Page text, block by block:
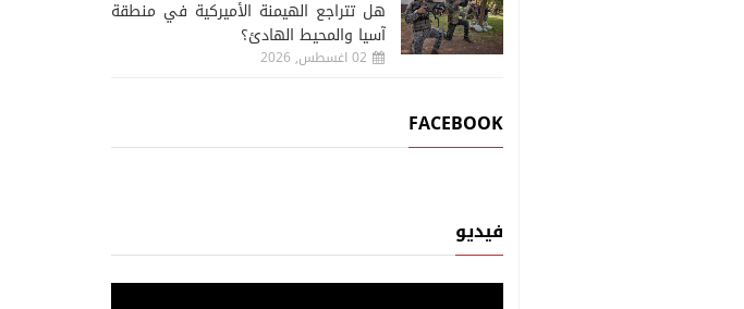
هل تتراجع الهيمنة الأميركية في منطقة
آسيا والمحيط الهادئ؟
02 اغسطس, 2026
FACEBOOK
فيديو